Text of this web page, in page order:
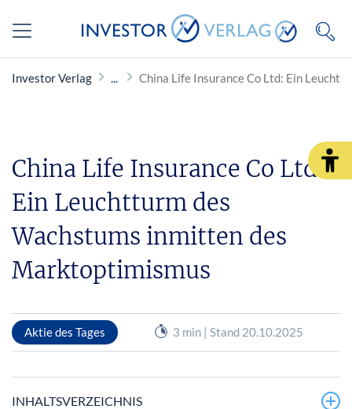
Investor Verlag China Life Insurance Co Ltd: Ein
China Life Insurance Co Ltd:
Ein Leuchtturm des
Wachstums inmitten des
Marktoptimismus
Aktie des Tages 3 min | Stand 20.10.2025
INHALTSVERZEICHNIS